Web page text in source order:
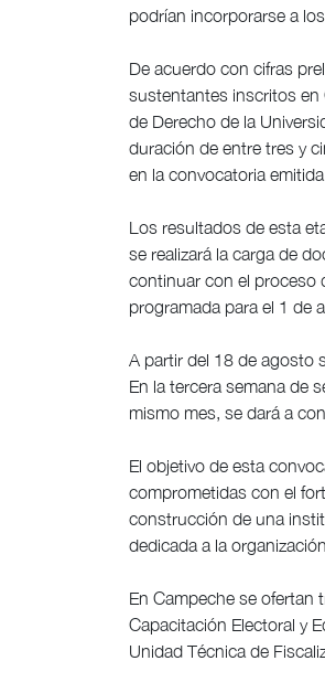
podrían incorporarse a
De acuerdo con cifras
sustentantes inscritos en
de Derecho de la
duración de entre tres y
en la convocatoria
Los resultados de esta
se realizará la carga de
continuar con el proceso
programada para el 1 de
A partir del 18 de agosto
En la tercera semana de
mismo mes, se dará a
El objetivo de esta
comprometidas con el
construcción de una
dedicada a la
En Campeche se ofertan
Capacitación Electoral y
Unidad Técnica de